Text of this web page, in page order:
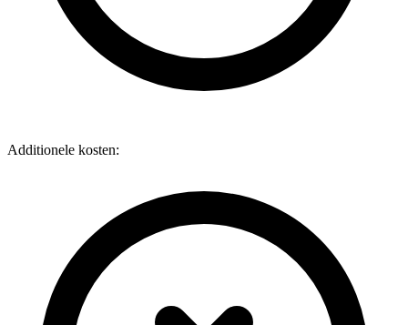
Additionele kosten: